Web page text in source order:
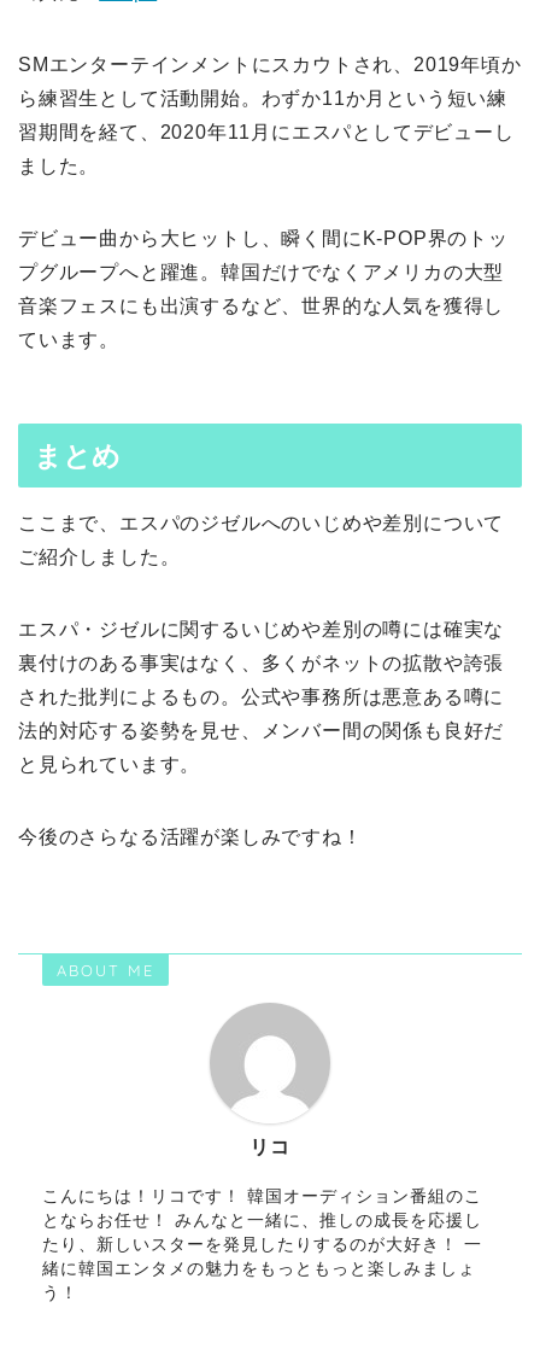
SMエンターテインメントにスカウトされ、2019年頃か
ら練習生として活動開始。わずか11か月という短い練
習期間を経て、2020年11月にエスパとしてデビューし
ました。
デビュー曲から大ヒットし、瞬く間にK-POP界のトッ
プグループへと躍進。韓国だけでなくアメリカの大型
音楽フェスにも出演するなど、世界的な人気を獲得し
ています。
まとめ
ここまで、エスパのジゼルへのいじめや差別について
ご紹介しました。
エスパ・ジゼルに関するいじめや差別の噂には確実な
裏付けのある事実はなく、多くがネットの拡散や誇張
された批判によるもの。公式や事務所は悪意ある噂に
法的対応する姿勢を見せ、メンバー間の関係も良好だ
と見られています。
今後のさらなる活躍が楽しみですね！
ABOUT ME
リコ
こんにちは！リコです！ 韓国オーディション番組のこ
とならお任せ！ みんなと一緒に、推しの成長を応援し
たり、新しいスターを発見したりするのが大好き！ 一
緒に韓国エンタメの魅力をもっともっと楽しみましょ
う！